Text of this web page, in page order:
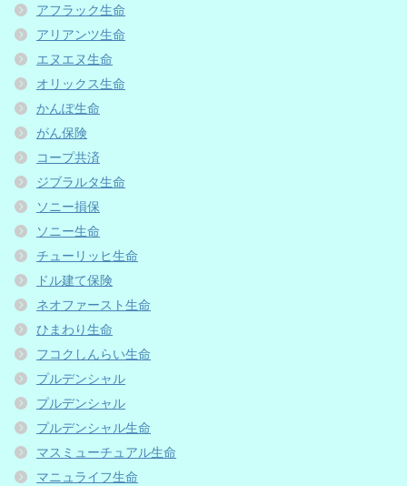
アフラック生命
アリアンツ生命
エヌエヌ生命
オリックス生命
かんぽ生命
がん保険
コープ共済
ジブラルタ生命
ソニー損保
ソニー生命
チューリッヒ生命
ドル建て保険
ネオファースト生命
ひまわり生命
フコクしんらい生命
プルデンシャル
プルデンシャル
プルデンシャル生命
マスミューチュアル生命
マニュライフ生命